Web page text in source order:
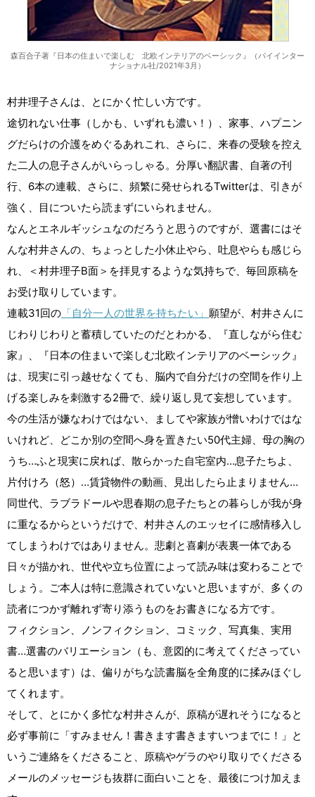
森百合子著『日本の住まいで楽しむ 北欧インテリアのベーシック』（パイインター
ナショナル社/2021年3月）
村井理子さんは、とにかく忙しい方です。
途切れない仕事（しかも、いずれも濃い！）、家事、ハプニン
グだらけの介護をめぐるあれこれ、さらに、来春の受験を控え
た二人の息子さんがいらっしゃる。分厚い翻訳書、自著の刊
行、6本の連載、さらに、頻繁に発せられるTwitterは、引きが
強く、目についたら読まずにいられません。
なんとエネルギッシュなのだろうと思うのですが、選書にはそ
んな村井さんの、ちょっとした小休止やら、吐息やらも感じら
れ、＜村井理子B面＞を拝見するような気持ちで、毎回原稿を
お受け取りしています。
連載31回の 「自分一人の世界を持ちたい」 願望が、村井さんに
じわりじわりと蓄積していたのだとわかる、『直しながら住む
家』、『日本の住まいで楽しむ北欧インテリアのベーシック』
は、現実に引っ越せなくても、脳内で自分だけの空間を作り上
げる楽しみを刺激する2冊で、繰り返し見て妄想しています。
今の生活が嫌なわけではない、ましてや家族が憎いわけではな
いけれど、どこか別の空間へ身を置きたい50代主婦、母の胸の
うち…ふと現実に戻れば、散らかった自宅室内…息子たちよ、
片付けろ（怒）…賃貸物件の動画、見出したら止まりません…
同世代、ラブラドールや思春期の息子たちとの暮らしが我が身
に重なるからというだけで、村井さんのエッセイに感情移入し
てしまうわけではありません。悲劇と喜劇が表裏一体である
日々が描かれ、世代や立ち位置によって読み味は変わることで
しょう。ご本人は特に意識されていないと思いますが、多くの
読者につかず離れず寄り添うものをお書きになる方です。
フィクション、ノンフィクション、コミック、写真集、実用
書…選書のバリエーション（も、意図的に考えてくださってい
ると思います）は、偏りがちな読書脳を全角度的に揉みほぐし
てくれます。
そして、とにかく多忙な村井さんが、原稿が遅れそうになると
必ず事前に「すみません！書きます書きますいつまでに！」と
いうご連絡をくださること、原稿やゲラのやり取りでくださる
メールのメッセージも抜群に面白いことを、最後につけ加えま